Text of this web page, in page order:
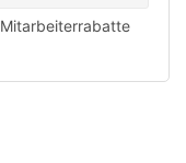
Mitarbeiterrabatte